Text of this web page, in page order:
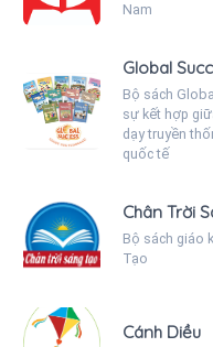
Nam
Global
Bộ sách
sự kết hợp
dạy truyền
quốc tế
Chân Trời
Bộ sách giáo
Tạo
Cánh Diều